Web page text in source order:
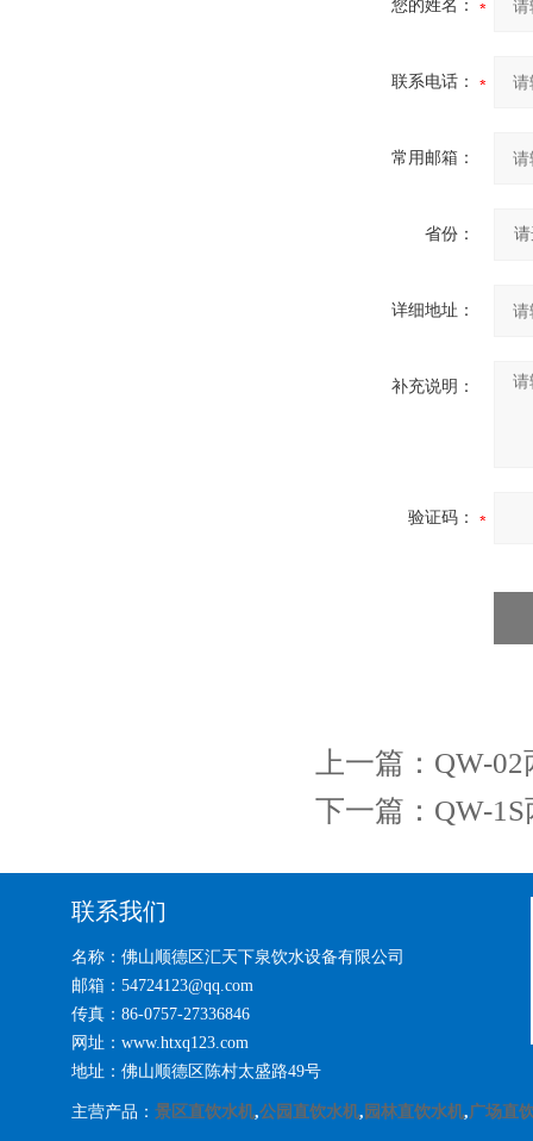
您的姓名：
联系电话：
常用邮箱：
省份：
详细地址：
补充说明：
验证码：
上一篇： QW-
下一篇： QW-
联系我们
名称：佛山顺德区汇天下泉饮水设备有限公司
邮箱：54724123@qq.com
传真：86-0757-27336846
网址：www.htxq123.com
地址：佛山顺德区陈村太盛路49号
主营产品： 景区直饮水机,公园直饮水机, 园林直饮水机,广场直